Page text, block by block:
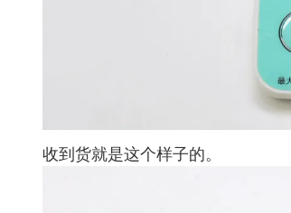
收到货就是这个样子的。